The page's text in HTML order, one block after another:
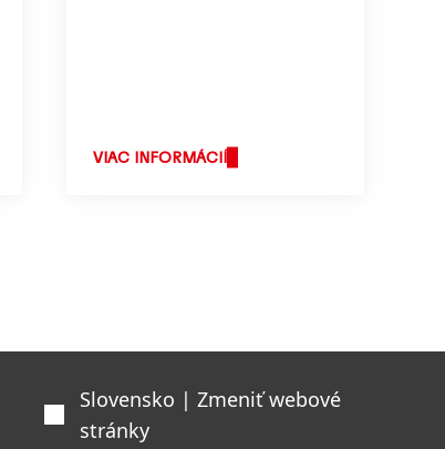
VIAC INFORMÁCIÍ
Slovensko | Zmeniť webové
stránky